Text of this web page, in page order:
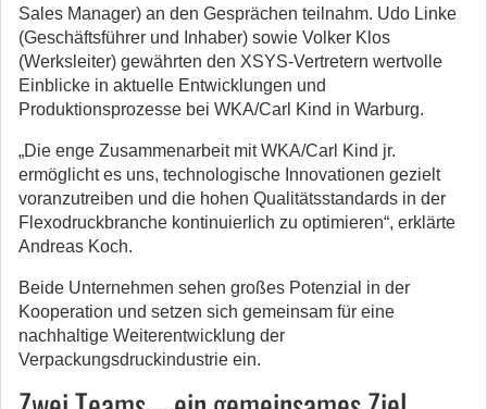
Sales Manager) an den Gesprächen teilnahm. Udo Linke
(Geschäftsführer und Inhaber) sowie Volker Klos
(Werksleiter) gewährten den XSYS-Vertretern wertvolle
Einblicke in aktuelle Entwicklungen und
Produktionsprozesse bei WKA/Carl Kind in Warburg.
„Die enge Zusammenarbeit mit WKA/Carl Kind jr.
ermöglicht es uns, technologische Innovationen gezielt
voranzutreiben und die hohen Qualitätsstandards in der
Flexodruckbranche kontinuierlich zu optimieren“, erklärte
Andreas Koch.
Beide Unternehmen sehen großes Potenzial in der
Kooperation und setzen sich gemeinsam für eine
nachhaltige Weiterentwicklung der
Verpackungsdruckindustrie ein.